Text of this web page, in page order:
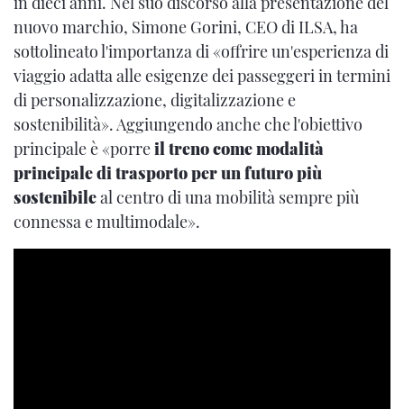
nuovo marchio, Simone Gorini, CEO di ILSA, ha
sottolineato l'importanza di «offrire un'esperienza di
viaggio adatta alle esigenze dei passeggeri in termini
di personalizzazione, digitalizzazione e
sostenibilità». Aggiungendo anche che l'obiettivo
principale è «porreil treno come modalità
principale di trasporto per un futuro più
sostenibileal centro di una mobilità sempre più
connessa e multimodale».